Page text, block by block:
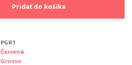
Pridať do košíka
PGR1
Červená
Grosso